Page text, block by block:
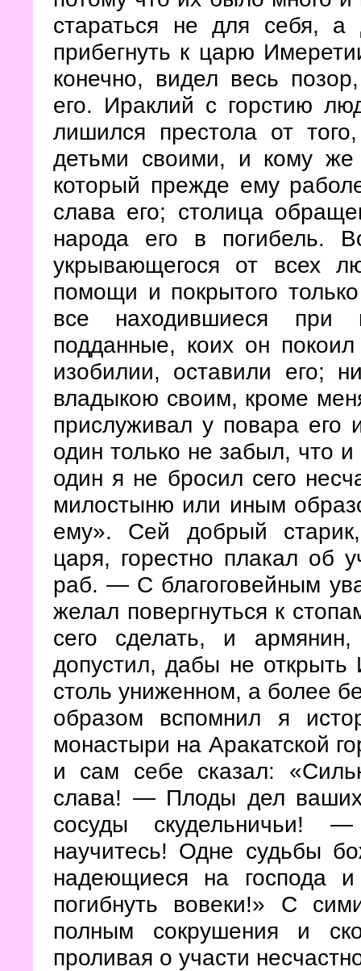
стараться не для себя,
прибегнуть к царю
конечно, видел весь
его. Ираклий с горстию
лишился престола от
детьми своими, и кому
который прежде ему
слава его; столица
народа его в погибель.
укрывающегося от всех
помощи и покрытого
все находившиеся при
подданные, коих он
изобилии, оставили его;
владыкою своим, кроме
прислуживал у повара
один только не забыл, что
один я не бросил сего
милостыню или иным
ему». Сей добрый
царя, горестно плакал об
раб. — С благоговейным
желал повергнуться к
сего сделать, и
допустил, дабы не
столь униженном, а более
образом вспомнил я
монастыри на Аракатской
и сам себе сказал:
слава! — Плоды дел
сосуды
научитесь! Одне судьбы
надеющиеся на господа
погибнуть вовеки!» С
полным сокрушения и
проливая о участи